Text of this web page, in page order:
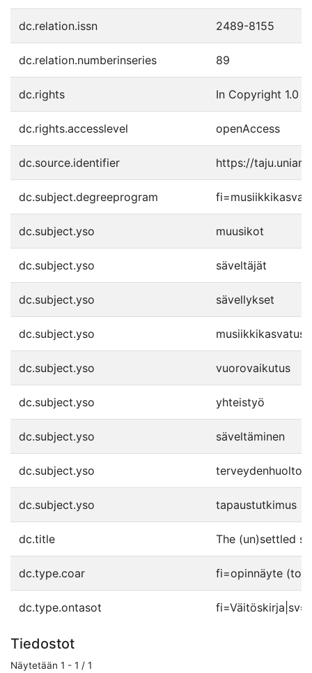
dc.relation.issn 2489-8155
dc.relation.numberinseries 89
dc.rights In Copyright 1.0
dc.rights.accesslevel openAccess
dc.source.identifier https://
dc.subject.degreeprogram
dc.subject.yso muusikot
dc.subject.yso säveltäjät
dc.subject.yso sävellykset
dc.subject.yso musiikkikasvatus
dc.subject.yso vuorovaikutus
dc.subject.yso yhteistyö
dc.subject.yso säveltäminen
dc.subject.yso terveydenhuolto
dc.subject.yso tapaustutkimus
dc.title The (un)settled
dc.type.coar fi=opinnäyte
dc.type.ontasot
Tiedostot
Näytetään 1 - 1 / 1